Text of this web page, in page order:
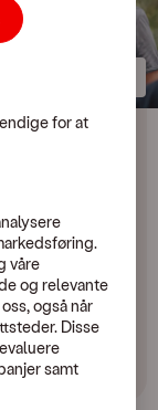
å se
for at
våre
og relevante
også når
Disse
samt